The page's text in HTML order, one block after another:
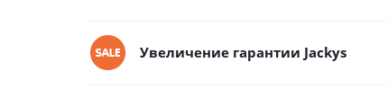
Увеличение гарантии Jackys